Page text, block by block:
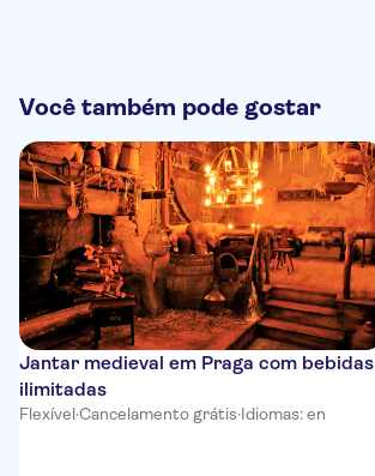
Você também pode gostar
Jantar medieval em Praga com bebidas
ilimitadas
Flexível·Cancelamento grátis·Idiomas: en